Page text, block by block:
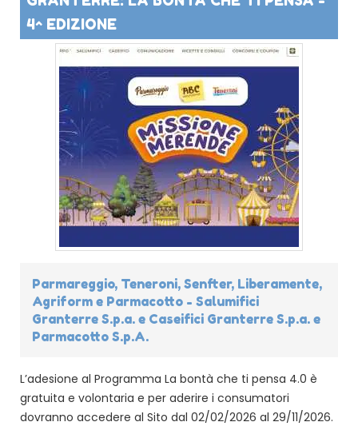
4^ EDIZIONE
Parmareggio, Teneroni, Senfter, Liberamente,
Agriform e Parmacotto - Salumifici
Granterre S.p.a. e Caseifici Granterre S.p.a. e
Parmacotto S.p.A.
L’adesione al Programma La bontà che ti pensa 4.0 è
gratuita e volontaria e per aderire i consumatori
dovranno accedere al Sito dal 02/02/2026 al 29/11/2026.